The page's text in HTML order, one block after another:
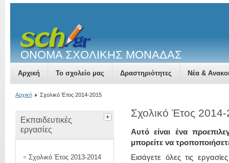
ΟΝΟΜΑ ΣΧΟΛΙΚΗΣ ΜΟΝΑΔΑΣ
Αρχική Το σχολείο μας Δραστηριότητες Νέα &
Αρχική Σχολικό Έτος 2014-2015
Εκπαιδευτικές
εργασίες
Σχολικό Έτος 2013-2014
Σχολικό Έτος
Αυτό είναι ένα
μπορείτε να
Εισάγετε όλες τις